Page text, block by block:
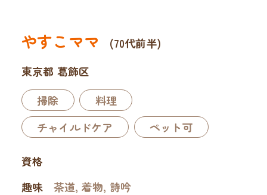
やすこママ
(70代前半)
東京都 葛飾区
掃除
料理
チャイルドケア
ペット可
資格
趣味
茶道, 着物, 詩吟